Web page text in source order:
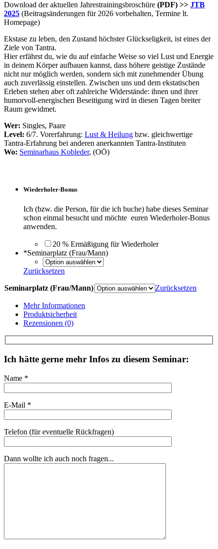
Download der aktuellen Jahrestrainingsbroschüre (PDF) >> JTB
2025 (Beitragsänderungen für 2026 vorbehalten, Termine lt.
Homepage)
Ekstase zu leben, den Zustand höchster Glückseligkeit, ist eines der
Ziele von Tantra.
Hier erfährst du, wie du auf einfache Weise so viel Lust und Energie
in deinem Körper aufbauen kannst, dass höhere geistige Zustände
nicht nur möglich werden, sondern sich mit zunehmender Übung
auch zuverlässig einstellen. Zwischen uns und dem ekstatischen
Erleben stehen aber oft zahlreiche Widerstände: ihnen und ihrer
humorvoll-energischen Beseitigung wird in diesen Tagen breiter
Raum gewidmet.
Wer: Singles, Paare
Level: 6/7. Vorerfahrung: Lust & Heilung bzw. gleichwertige
Tantra-Erfahrung bei anderen anerkannten Tantra-Instituten
Wo: Seminarhaus Kobleder, (OÖ)
Wiederholer-Bonus
Ich (bzw. die Person, für die ich buche) habe dieses Seminar
schon einmal besucht und möchte euren Wiederholer-Bonus
anwenden.
20 % Ermäßigung für Wiederholer
*Seminarplatz (Frau/Mann)
Zurücksetzen
Seminarplatz (Frau/Mann) Zurücksetzen
Mehr Informationen
Produktsicherheit
Rezensionen (0)
Ich hätte gerne mehr Infos zu diesem Seminar:
Name *
E-Mail *
Telefon (für eventuelle Rückfragen)
Dann wollte ich auch noch fragen...